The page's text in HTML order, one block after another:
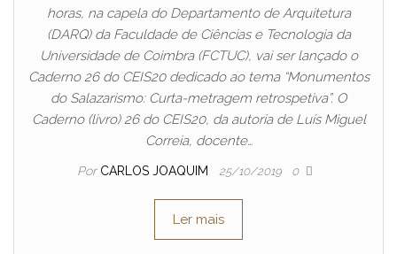
horas, na capela do Departamento de Arquitetura
(DARQ) da Faculdade de Ciências e Tecnologia da
Universidade de Coimbra (FCTUC), vai ser lançado o
Caderno 26 do CEIS20 dedicado ao tema “Monumentos
do Salazarismo: Curta-metragem retrospetiva”. O
Caderno (livro) 26 do CEIS20, da autoria de Luís Miguel
Correia, docente…
Por CARLOS JOAQUIM 25/10/2019 0
Ler mais